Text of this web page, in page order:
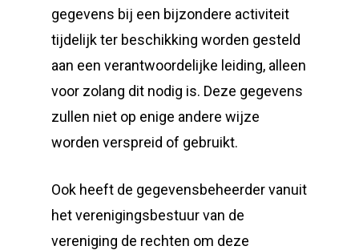
gegevens bij een bijzondere activiteit
tijdelijk ter beschikking worden gesteld
aan een verantwoordelijke leiding, alleen
voor zolang dit nodig is. Deze gegevens
zullen niet op enige andere wijze
worden verspreid of gebruikt.
Ook heeft de gegevensbeheerder vanuit
het verenigingsbestuur van de
vereniging de rechten om deze